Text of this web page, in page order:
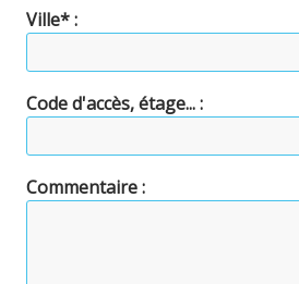
Ville* :
Code d'accès, étage... :
Commentaire :